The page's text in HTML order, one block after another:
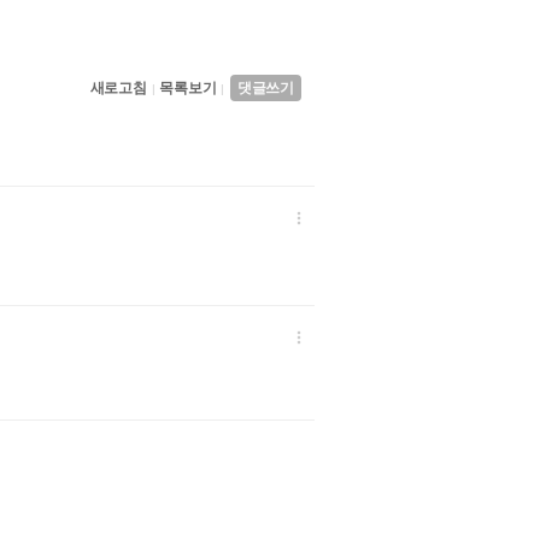
새로고침 | 목록보기 | 댓글쓰기

